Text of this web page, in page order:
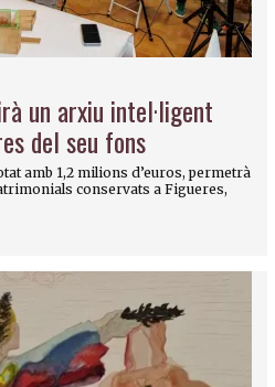
un arxiu intel·ligent
del seu fons
amb 1,2 milions d’euros, permetrà
conservats a Figueres,